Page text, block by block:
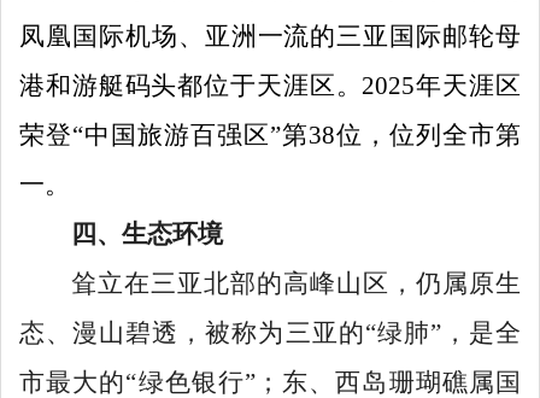
凤凰国际机场、亚洲一流的三亚国际邮轮母
港和游艇码头都位于天涯区。 2025年天涯区
荣登“中国旅游百强区”第38位，位列全市第
一。
四、生态环境
耸立在三亚北部的高峰山区，仍属原生
态、漫山碧透，被称为三亚的“绿肺”，是全
市最大的“绿色银行” ；东、西岛珊瑚礁属国